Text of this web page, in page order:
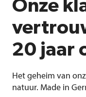
Onze
20 jaar
Het geheim van
natuur. Made in